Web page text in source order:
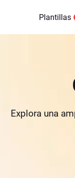
Plantillas
Explora una